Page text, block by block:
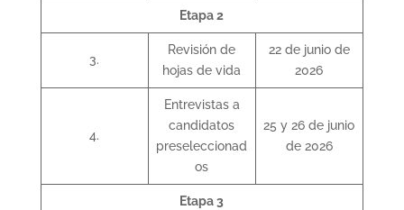
Etapa 2
3.
Revisión de
hojas de vida
22 de junio de
2026
4.
Entrevistas a
candidatos
preseleccionad
os
25 y 26 de junio
de 2026
Etapa 3